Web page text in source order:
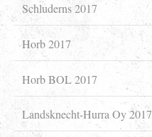
Schluderns 2017
Horb 2017
Horb BOL 2017
Landsknecht-Hurra Oy 2017